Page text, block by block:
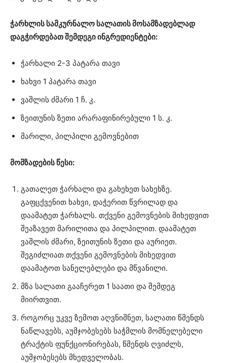
ჭარხლის სამკურნალო სალათის მოსამზადებლად
დაგჭირდებათ შემდეგი ინგრედიენტები:
ჭარხალი 2-3 პატარა თავი
ხახვი 1 პატარა თავი
ვაშლის ძმარი 1 ჩ. კ.
ზეითუნის ზეთი არარაფინირებული 1 ს. კ.
მარილი, პილპილი გემოვნებით
მომზადების წესი:
გათალეთ ჭარხალი და გახეხეთ სახეხზე.
გაფცქვენით ხახვი, დაჭერით წვრილად და
დაამატეთ ჭარხალს. თქვენი გემოვნების მიხედვით
შეაზავეთ მარილითა და პილპილით. დაამატეთ
ვაშლის ძმარი, ზეითუნის ზეთი და აურიეთ.
შეგიძლიათ თქვენი გემოვნების მიხედვით
დაამატოთ სანელებლები და მწვანილი.
მზა სალათი გააჩერეთ 1 საათი და შემდეგ
მიირთვით.
როგორც უკვე ზემოთ აღვნიშნეთ, სალათი წმენდს
ნაწლავებს, აუმჯობესებს საჭმლის მომნელებელი
ტრაქტის ფუნქციონირებას, წმენდს ღვიძლს,
აუმჯობესებს მხედველობას.